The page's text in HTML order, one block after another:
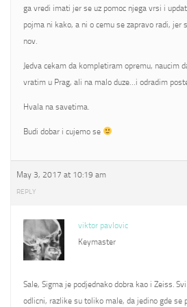
ga vredi imati jer se uz pomoc njega vrsi i
pojma ni kako, a ni o cemu se zapravo radi, jer
nov.
Jedva cekam da kompletiram opremu, naucim
vratim u Prag, ali na malo duze…i odradim
Hvala na savetima.
Budi dobar i cujemo se
May 3, 2017 at 10:19 am
REPLY
viktor pavlovic
Keymaster
Sale, Sigma je podjednako dobra kao i Zeiss.
odlicni, razlike su toliko male, da jedino gde